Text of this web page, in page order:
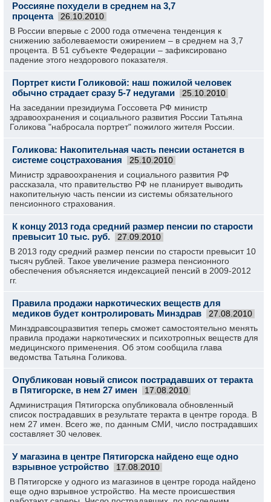
Россияне похудели в среднем на 3,7
процента
26.10.2010
В России впервые с 2000 года отмечена тенденция к
снижению заболеваемости ожирением – в среднем на 3,7
процента. В 51 субъекте Федерации – зафиксировано
падение этого нездорового показателя.
Портрет кисти Голиковой: наш пожилой человек
обычно страдает сразу 5-7 недугами
25.10.2010
На заседании президиума Госсовета РФ министр
здравоохранения и социального развития России Татьяна
Голикова "набросала портрет" пожилого жителя России.
Голикова: Накопительная часть пенсии останется в
системе соцстрахования
25.10.2010
Министр здравоохранения и социального развития РФ
рассказала, что правительство РФ не планирует выводить
накопительную часть пенсии из системы обязательного
пенсионного страхования.
К концу 2013 года средний размер пенсии по старости
превысит 10 тыс. руб.
27.09.2010
В 2013 году средний размер пенсии по старости превысит 10
тысяч рублей. Такое увеличение размера пенсионного
обеспечения объясняется индексацией пенсий в 2009-2012
гг.
Правила продажи наркотических веществ для
медиков будет контролировать Минздрав
27.08.2010
Минздравсоцразвития теперь сможет самостоятельно менять
правила продажи наркотических и психотропных веществ для
медицинского применения. Об этом сообщила глава
ведомства Татьяна Голикова.
Опубликован новый список пострадавших от теракта
в Пятигорске, в нем 27 имен
17.08.2010
Администрация Пятигорска опубликовала обновленный
список пострадавших в результате теракта в центре города. В
нем 27 имен. Всего же, по данным СМИ, число пострадавших
составляет 30 человек.
У магазина в центре Пятигорска найдено еще одно
взрывное устройство
17.08.2010
В Пятигорске у одного из магазинов в центре города найдено
еще одно взрывное устройство. На месте происшествия